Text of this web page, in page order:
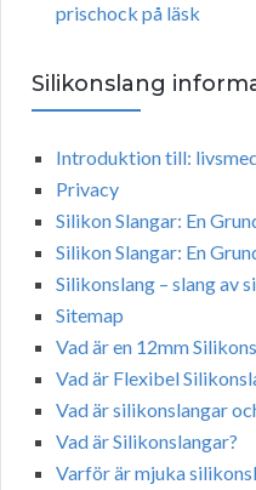
prischock på läsk
Silikonslang
Introduktion till:
Privacy
Silikon Slangar: En
Silikon Slangar: En
Silikonslang – slang av
Sitemap
Vad är en 12mm
Vad är Flexibel
Vad är silikonslangar
Vad är Silikonslangar?
Varför är mjuka